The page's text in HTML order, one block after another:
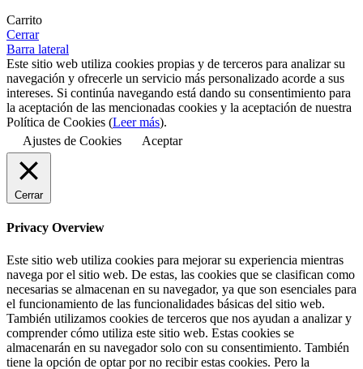
Carrito
Cerrar
Barra lateral
Este sitio web utiliza cookies propias y de terceros para analizar su
navegación y ofrecerle un servicio más personalizado acorde a sus
intereses. Si continúa navegando está dando su consentimiento para
la aceptación de las mencionadas cookies y la aceptación de nuestra
Política de Cookies (Leer más).
Ajustes de Cookies
Aceptar
Cerrar
Privacy Overview
Este sitio web utiliza cookies para mejorar su experiencia mientras
navega por el sitio web. De estas, las cookies que se clasifican como
necesarias se almacenan en su navegador, ya que son esenciales para
el funcionamiento de las funcionalidades básicas del sitio web.
También utilizamos cookies de terceros que nos ayudan a analizar y
comprender cómo utiliza este sitio web. Estas cookies se
almacenarán en su navegador solo con su consentimiento. También
tiene la opción de optar por no recibir estas cookies. Pero la